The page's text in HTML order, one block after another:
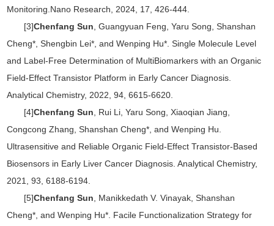
Monitoring.Nano Research, 2024, 17, 426-444.
[3]Chenfang Sun , Guangyuan Feng, Yaru Song, Shanshan
Cheng*, Shengbin Lei*, and Wenping Hu*. Single Molecule Level
and Label-Free Determination of MultiBiomarkers with an Organic
Field-Effect Transistor Platform in Early Cancer Diagnosis.
Analytical Chemistry, 2022, 94, 6615-6620.
[4]Chenfang Sun , Rui Li, Yaru Song, Xiaoqian Jiang,
Congcong Zhang, Shanshan Cheng*, and Wenping Hu.
Ultrasensitive and Reliable Organic Field-Effect Transistor-Based
Biosensors in Early Liver Cancer Diagnosis. Analytical Chemistry,
2021, 93, 6188-6194.
[5]Chenfang Sun , Manikkedath V. Vinayak, Shanshan
Cheng*, and Wenping Hu*. Facile Functionalization Strategy for